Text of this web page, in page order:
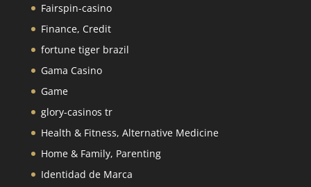
Fairspin-casino
Finance, Credit
fortune tiger brazil
Gama Casino
Game
glory-casinos tr
Health & Fitness, Alternative Medicine
Home & Family, Parenting
Identidad de Marca